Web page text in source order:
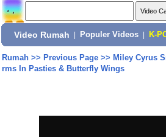
Video Rumah Populer Videos K-
Rumah>> Previous Page>> Miley Cyrus
rms In Pasties & Butterfly Wings